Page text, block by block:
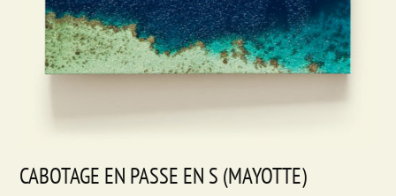
CABOTAGE EN PASSE EN S (MAYOTTE)